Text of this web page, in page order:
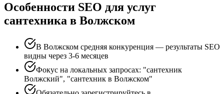
Особенности SEO для услуг
сантехника в Волжском
В Волжском средняя конкуренция — результаты SEO
видны через 3-6 месяцев
Фокус на локальных запросах: "сантехник
Волжский", "сантехник в Волжском"